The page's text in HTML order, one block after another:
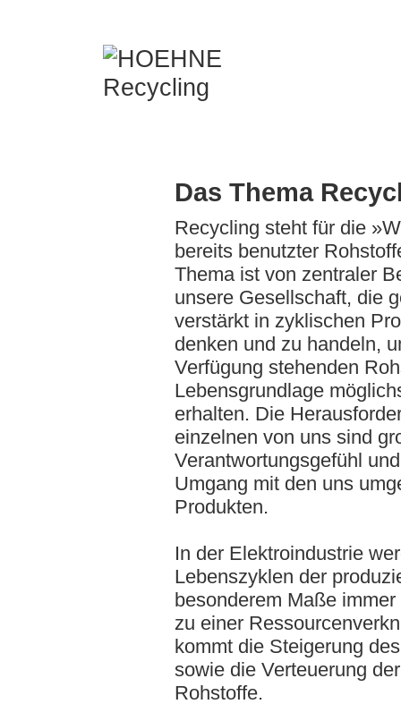
Das Thema
Recycling steht für die
bereits benutzter
Thema ist von zentraler
unsere Gesellschaft, die
verstärkt in zyklischen
denken und zu handeln,
Verfügung stehenden
Lebensgrundlage
erhalten. Die
einzelnen von uns sind
Verantwortungsgefühl
Umgang mit den uns
Produkten.
In der Elektroindustrie
Lebenszyklen der
besonderem Maße
zu einer
kommt die Steigerung
sowie die Verteuerung
Rohstoffe.